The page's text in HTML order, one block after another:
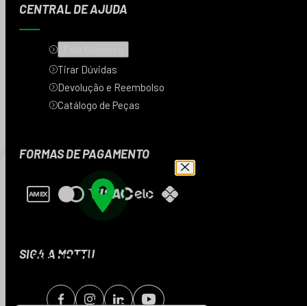
CENTRAL DE AJUDA
Tirar Dúvidas
Devolução e Reembolso
Catálogo de Peças
FORMAS DE PAGAMENTO
SIGA A MOTTU
os produtos da sua